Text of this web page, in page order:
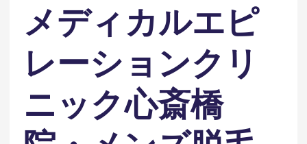
メディカルエピ
レーションクリ
ニック心斎橋